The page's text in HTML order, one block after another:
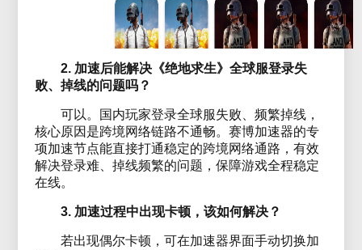
2. 加速后能解决《绝地求生》全球服登录失
败、掉线的问题吗？
可以。国内玩家登录全球服失败、频繁掉线，
核心原因是跨境网络链路不通畅。赛博加速器的专
项加速节点能直接打通稳定的跨境网络通路，有效
解决登录难、掉线频繁的问题，保障游戏全程稳定
在线。
3. 加速过程中出现卡顿，该如何解决？
若出现偶尔卡顿，可在加速器界面手动切换加